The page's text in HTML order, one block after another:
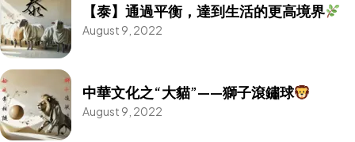
【泰】通過平衡，達到生活的更高境界
August 9, 2022
中華文化之“大貓”——獅子滾鏽球
August 9, 2022